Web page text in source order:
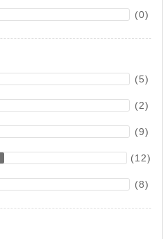
(0)
(5)
(2)
(9)
(12)
(8)